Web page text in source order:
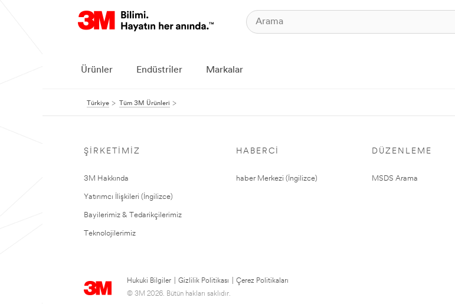
Ürünler Endüstriler Markalar
Türkiye Tüm 3M Ürünleri
ŞIRKETIMIZ
3M Hakkında
Yatırımcı İlişkileri (İngilizce)
Bayilerimiz & Tedarikçilerimiz
Teknolojilerimiz
HABERCI
haber Merkezi (İngilizce)
DÜZENLEME
MSDS Arama
Hukuki Bilgiler Gizlilik Politikası
Çerez Politikaları
© 3M 2026. Bütün hakları saklıdır.